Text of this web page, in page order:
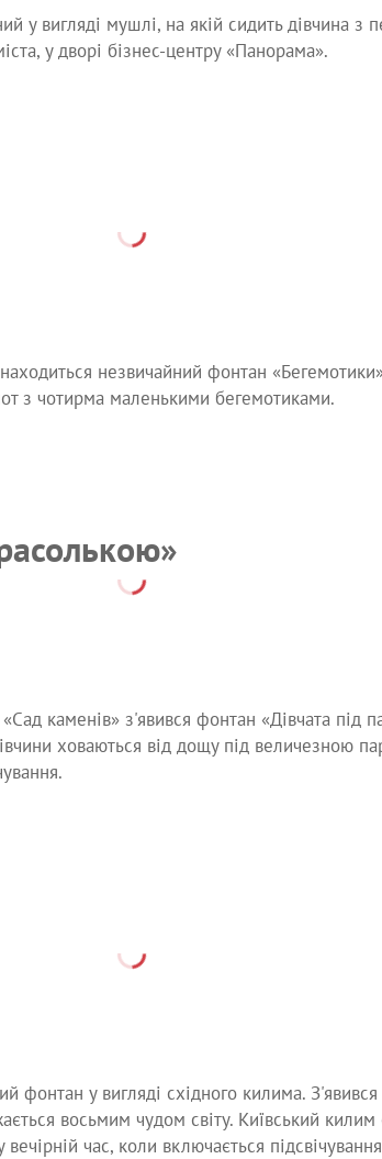
у вигляді мушлі, на якій сидить дівчина з
у дворі бізнес-центру «Панорама».
незвичайний фонтан
з чотирма маленькими бегемотиками.
каменів» з'явився фонтан «Дівчата під
ховаються від дощу під величезною
фонтан у вигляді східного килима.
восьмим чудом світу. Київський
час, коли включається